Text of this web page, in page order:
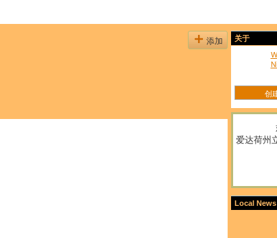
添加 关于
创
爱达荷州
Local News